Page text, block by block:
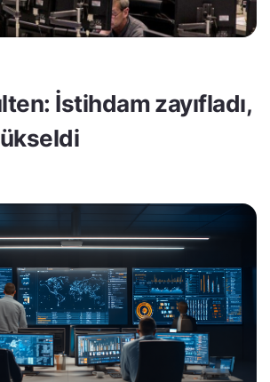
İstihdam zayıfladı,